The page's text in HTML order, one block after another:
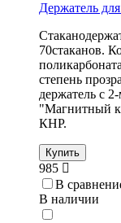
Держатель
70стаканов.
степень
держатель с
"Магнитный
КНР.
Купить
985
В
В наличии